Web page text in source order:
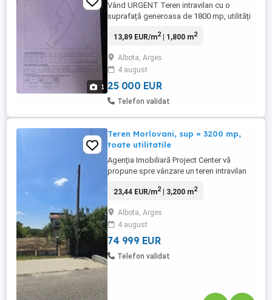
1
Vând URGENT Teren intravilan cu o
suprafață generoasa de 1800 mp, utilități
(canalizare inclusa) Front stradal 14,5 m
acces rapid către drumul principal DN65.
Comuna Albota, sat Cerbu Proprietatea
reprezinta oportunitatea ...
13,89 EUR/m2| 1,800 m2
Albota, Arges
4 august
25 000 EUR
Telefon validat
Teren Morlovani, sup = 3200 mp,
toate utilitatile
Agenția Imobiliară Project Center vă
propune spre vânzare un teren intravilan
are o suprafață de 3.200 mp și
aproximativ 20 m. Accesul se realizează
direct din drum asfaltat, iar toate utilitățile
sunt disponibile în zonă. Proprietatea ...
23,44 EUR/m2| 3,200 m2
Albota, Arges
4 august
74 999 EUR
Telefon validat